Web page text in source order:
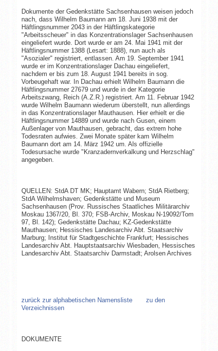
Dokumente der Gedenkstätte Sachsenhausen weisen jedoch
nach, dass Wilhelm Baumann am 18. Juni 1938 mit der
Häftlingsnummer 2043 in der Häftlingskategorie
"Arbeitsscheuer" in das Konzentrationslager Sachsenhausen
eingeliefert wurde. Dort wurde er am 24. Mai 1941 mit der
Häftlingsnummer 1388 (Lesart: 1888), nun auch als
"Asozialer" registriert, entlassen. Am 19. September 1941
wurde er im Konzentrationslager Dachau eingeliefert,
nachdem er bis zum 18. August 1941 bereits in sog.
Vorbeugehaft war. In Dachau erhielt Wilhelm Baumann die
Häftlingsnummer 27679 und wurde in der Kategorie
Arbeitszwang, Reich (A.Z.R.) registriert. Am 11. Februar 1942
wurde Wilhelm Baumann wiederum überstellt, nun allerdings
in das Konzentrationslager Mauthausen. Hier erhielt er die
Häftlingsnummer 14889 und wurde nach Gusen, einem
Außenlager von Mauthausen, gebracht, das extrem hohe
Todesraten aufwies. Zwei Monate später kam Wilhelm
Baumann dort am 14. März 1942 um. Als offizielle
Todesursache wurde "Kranzadernverkalkung und Herzschlag"
angegeben.
QUELLEN: StdA DT MK; Hauptamt Wabern; StdA Rietberg;
StdA Wilhelmshaven; Gedenkstätte und Museum
Sachsenhausen (Prov. Russisches Staatliches Militärarchiv
Moskau 1367/20, Bl. 370; FSB-Archiv, Moskau N-19092/Tom
97, Bl. 142); Gedenkstätte Dachau; KZ-Gedenkstätte
Mauthausen; Hessisches Landesarchiv Abt. Staatsarchiv
Marburg; Institut für Stadtgeschichte Frankfurt; Hessisches
Landesarchiv Abt. Hauptstaatsarchiv Wiesbaden, Hessisches
Landesarchiv Abt. Staatsarchiv Darmstadt; Arolsen Archives
zurück zur alphabetischen Namensliste
zu den
Verzeichnissen
DOKUMENTE